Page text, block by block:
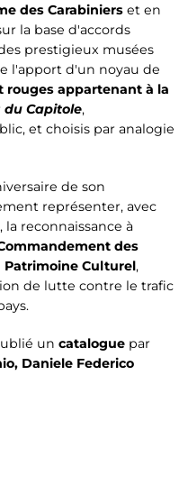
des Carabiniers et en
la base d'accords
prestigieux musées
l'apport d'un noyau de
rouges appartenant à la
du Capitole,
et choisis par analogie
de son
représenter, avec
reconnaissance à
des
Patrimoine Culturel,
de lutte contre le trafic
un catalogue par
Daniele Federico